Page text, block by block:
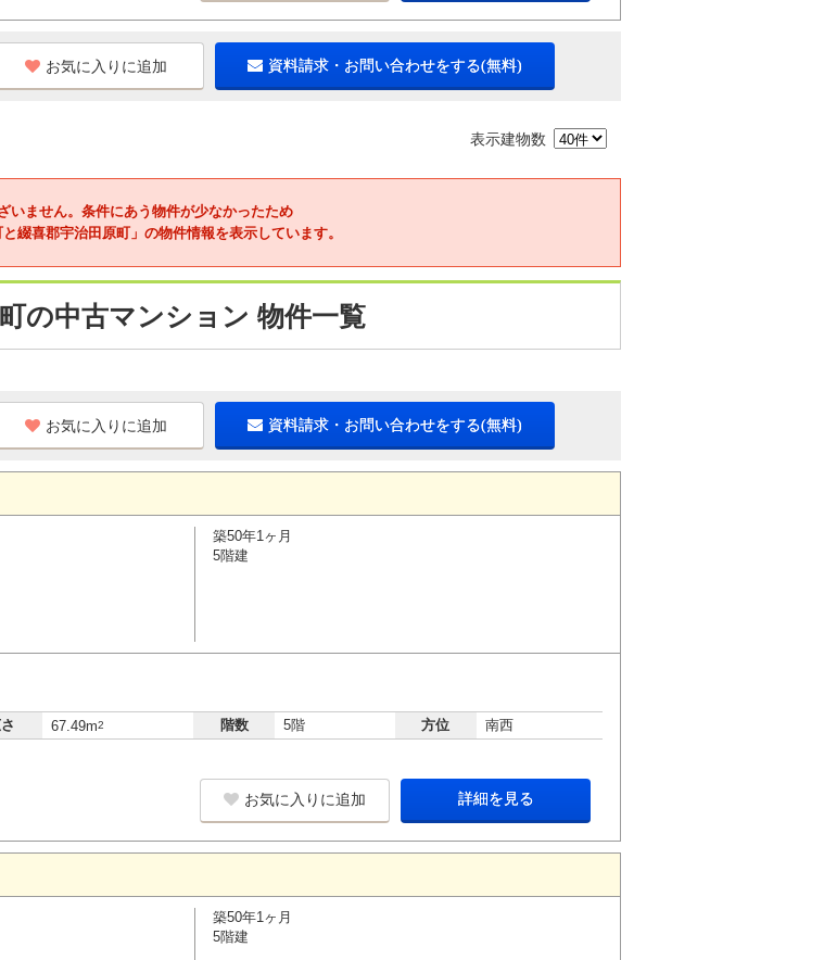
お気に入りに追加 資料請求・お問い合わせをする(無料)
表示建物数
いません。条件にあう物件が少なかったため
綴喜郡宇治田原町」の物件情報を表示しています。
の中古マンション 物件一覧
お気に入りに追加 資料請求・お問い合わせをする(無料)
築50年1ヶ月
5階建
67.49m2 階数 5階 方位 南西
お気に入りに追加 詳細を見る
築50年1ヶ月
5階建